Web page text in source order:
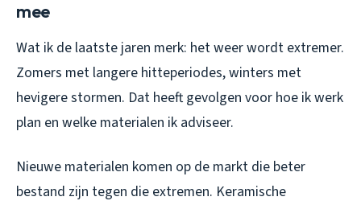
mee
Wat ik de laatste jaren merk: het weer wordt extremer.
Zomers met langere hitteperiodes, winters met
hevigere stormen. Dat heeft gevolgen voor hoe ik werk
plan en welke materialen ik adviseer.
Nieuwe materialen komen op de markt die beter
bestand zijn tegen die extremen. Keramische